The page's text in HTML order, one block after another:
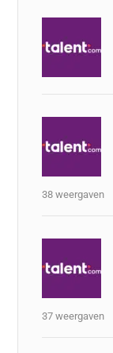
38 weergaven
37 weergaven